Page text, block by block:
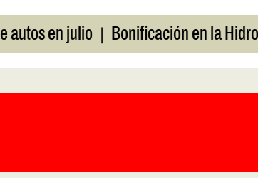
en julio | Bonificación en la Hidrovía |